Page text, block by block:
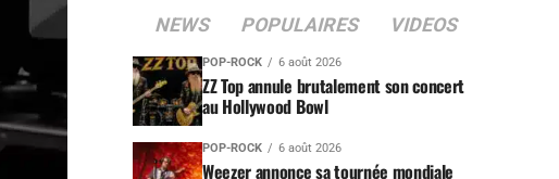
NEWS POPULAIRES VIDEOS
POP-ROCK 6 août 2026
ZZ Top annule brutalement son concert
au Hollywood Bowl
POP-ROCK 6 août 2026
Weezer annonce sa tournée mondiale